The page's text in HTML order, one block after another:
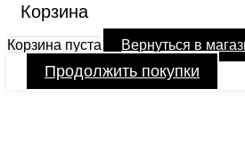
Корзина
Корзина пуста Вернуться в
Продолжить покупки